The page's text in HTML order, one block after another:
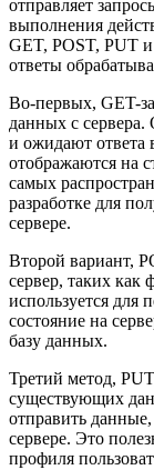
отправляет
выполнения
GET, POST, PUT
ответы
Во-первых, GET-
данных с сервера.
и ожидают ответа
отображаются на
самых
разработке для
сервере.
Второй вариант,
сервер, таких
используется для
состояние на
базу данных.
Третий метод,
существующих
отправить
сервере. Это
профиля